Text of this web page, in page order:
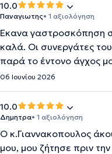
10.0
Παναγιωτης• 1 αξιολόγηση
Έκανα γαστροσκόπηση
καλά. Οι συνεργάτες
παρά το έντονο άγχος
06 Ιουνίου 2026
10.0
Δημητρα• 1 αξιολόγηση
Ο κ.Γιαννακοπουλος
μου, μου ζήτησε πριν